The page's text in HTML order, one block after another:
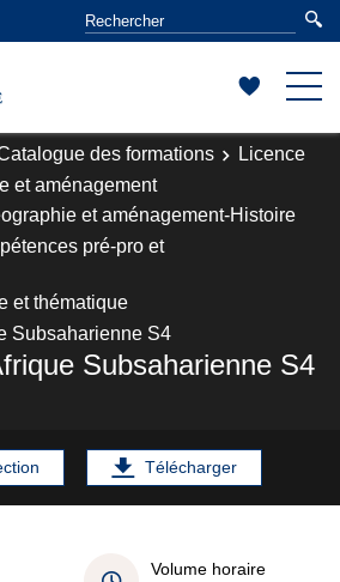
des formations
Licence
et aménagement
et aménagement-Histoire
pré-pro et
et thématique
Subsaharienne S4
Subsaharienne S4
Télécharger
Volume horaire